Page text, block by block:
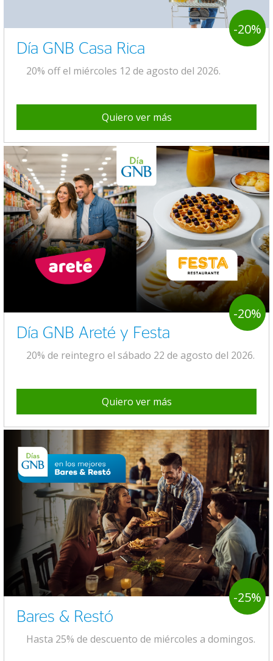
-20%
Día GNB Casa Rica
20% off el miércoles 12 de agosto del 2026.
Quiero ver más
-20%
Día GNB Areté y Festa
20% de reintegro el sábado 22 de agosto del 2026.
Quiero ver más
-25%
Bares & Restó
Hasta 25% de descuento de miércoles a domingos.